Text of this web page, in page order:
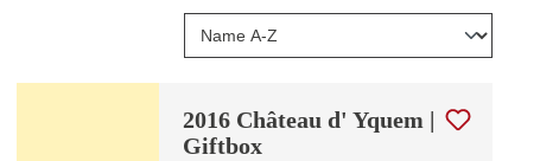
2016 Château d' Yquem |
Giftbox